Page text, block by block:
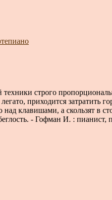
строго
приходится затратить
клавишами, а скользят в
- Гофман И. : пианист,